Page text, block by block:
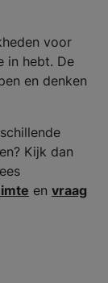
voor
in hebt. De
en denken
Kijk dan
en vraag